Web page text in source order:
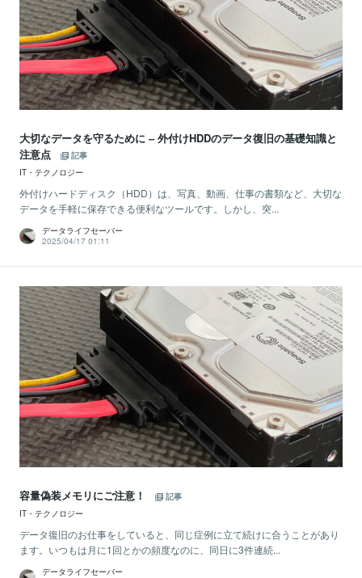
大切なデータを守るために – 外付けHDDのデータ復旧の基礎知識と
注意点
記事
IT・テクノロジー
外付けハードディスク（HDD）は、写真、動画、仕事の書類など、大切な
データを手軽に保存できる便利なツールです。しかし、突...
データライフセーバー
2025/04/17 01:11
容量偽装メモリにご注意！
記事
IT・テクノロジー
データ復旧のお仕事をしていると、同じ症例に立て続けに合うことがあり
ます。いつもは月に1回とかの頻度なのに、同日に3件連続...
データライフセーバー